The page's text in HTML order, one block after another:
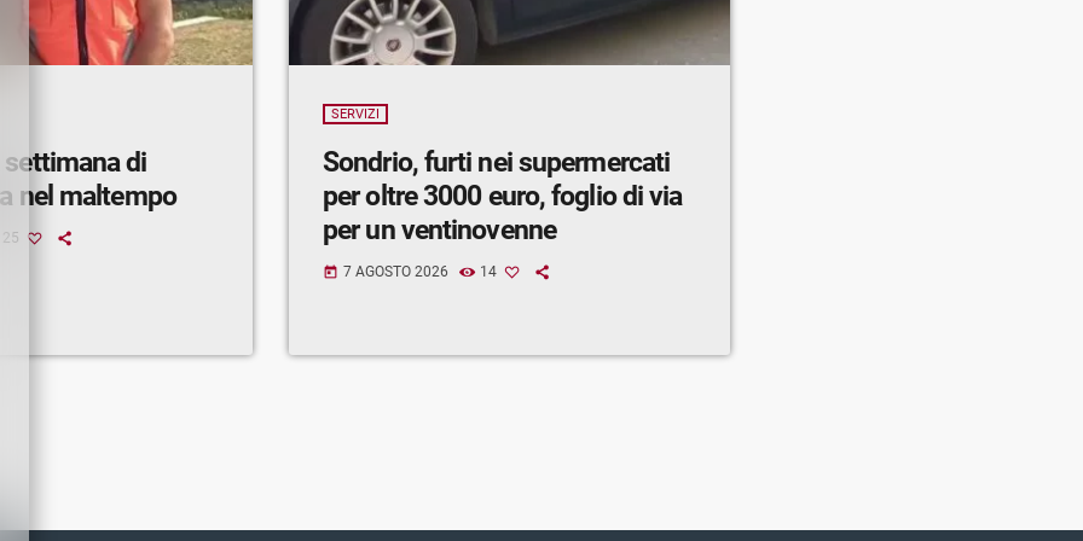
settimana di
nel maltempo
25
SERVIZI
Sondrio, furti nei supermercati
per oltre 3000 euro, foglio di via
per un ventinovenne
today 7 AGOSTO 2026 14